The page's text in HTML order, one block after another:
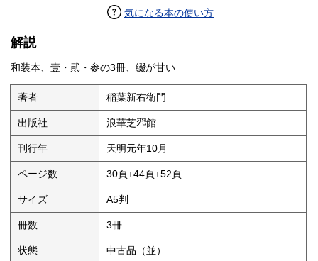
気になる本の使い方
解説
和装本、壹・貮・参の3冊、綴が甘い
著者 稲葉新右衛門
出版社 浪華芝翆館
刊行年 天明元年10月
ページ数 30頁+44頁+52頁
サイズ A5判
冊数 3冊
状態 中古品（並）